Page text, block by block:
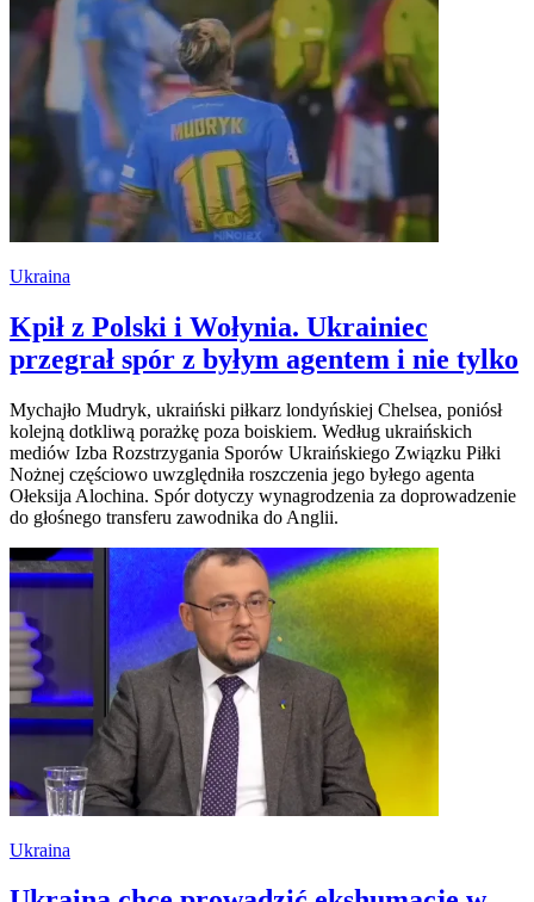
Ukraina
Kpił z Polski i Wołynia. Ukrainiec
przegrał spór z byłym agentem i nie tylko
Mychajło Mudryk, ukraiński piłkarz londyńskiej Chelsea, poniósł
kolejną dotkliwą porażkę poza boiskiem. Według ukraińskich
mediów Izba Rozstrzygania Sporów Ukraińskiego Związku Piłki
Nożnej częściowo uwzględniła roszczenia jego byłego agenta
Ołeksija Alochina. Spór dotyczy wynagrodzenia za doprowadzenie
do głośnego transferu zawodnika do Anglii.
Ukraina